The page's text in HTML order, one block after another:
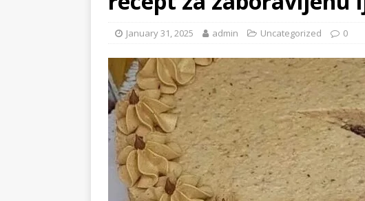
January 31, 2025 admin Uncategorized 0